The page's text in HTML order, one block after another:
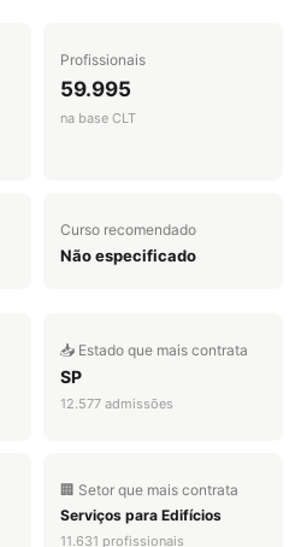
Profissionais
59.995
na base CLT
Curso recomendado
Não especificado
📥 Estado que mais contrata
SP
12.577 admissões
🏢 Setor que mais contrata
Serviços para Edifícios
11.631 profissionais